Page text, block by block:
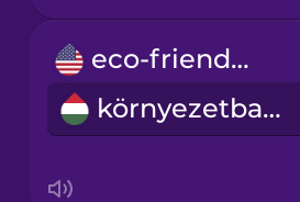
eco-friendly
környezetbarát